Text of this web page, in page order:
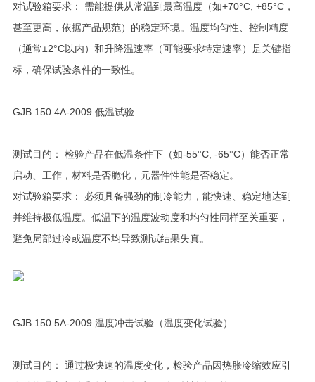
对试验箱要求： 需能提供从常温到最高温度（如+70°C, +85°C，
甚至更高，依据产品规范）的稳定环境。温度均匀性、控制精度
（通常±2°C以内）和升降温速率（可能要求特定速率）是关键指
标，确保试验条件的一致性。
GJB 150.4A-2009 低温试验
测试目的： 检验产品在低温条件下（如-55°C, -65°C）能否正常
启动、工作，材料是否脆化，元器件性能是否稳定。
对试验箱要求： 必须具备强劲的制冷能力，能快速、稳定地达到
并维持极低温度。低温下的温度波动度和均匀性同样至关重要，
避免局部过冷或温度不均导致测试结果失真。
GJB 150.5A-2009 温度冲击试验（温度变化试验）
测试目的： 通过极快速的温度变化，检验产品因热胀冷缩效应引